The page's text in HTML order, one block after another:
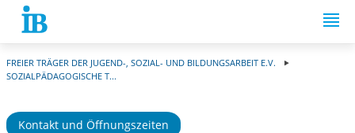
Springe zum Inhalt
FREIER TRÄGER DER JUGEND-, SOZIAL- UND BILDUNGSARBEIT E.V.
SOZIALPÄDAGOGISCHE T...
Kontakt und Öffnungszeiten